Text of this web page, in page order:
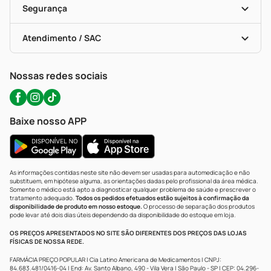
Formas De Pagamento
Troca E Devolução
Bulas De A A Z
Políticas De Marketplace
Serviços Farmacêuticos
Testes Rápidos
Autoteste Covid-19
Segurança
Certificado De Segurança
Portal Da Privacidade
Atendimento / SAC
WhatsApp (47) 9202-1687
Nossas redes sociais
Baixe nosso APP
As informações contidas neste site não devem ser usadas para automedicação e não
substituem, em hipótese alguma, as orientações dadas pelo profissional da área médica.
Somente o médico está apto a diagnosticar qualquer problema de saúde e prescrever o
tratamento adequado. Todos os pedidos efetuados estão sujeitos à confirmação da
disponibilidade de produto em nosso estoque.O processo de separação dos produtos
pode levar até dois dias úteis dependendo da disponibilidade do estoque em loja.
OS PREÇOS APRESENTADOS NO SITE SÃO DIFERENTES DOS PREÇOS DAS LOJAS
FÍSICAS DE NOSSA REDE.
FARMÁCIA PREÇO POPULAR | Cia Latino Americana de Medicamentos | CNPJ:
84.683.481/0416-04 | End: Av. Santo Albano, 490 - Vila Vera | São Paulo - SP | CEP: 04.296-